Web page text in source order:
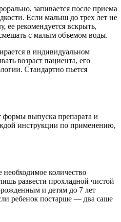
запивается после приема
Если малыш до трех лет не
ее рекомендуется вскрыть,
с малым объемом воды.
в индивидуальном
возраст пациента, его
Стандартно пьется
формы выпуска препарата и
инструкции по применению,
количество
развести прохладной чистой
и детям до 7 лет
ребенок постарше — два саше